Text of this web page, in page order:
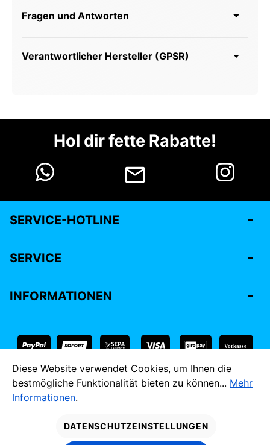
Fragen und Antworten
Verantwortlicher Hersteller (GPSR)
Hol dir fette Rabatte!
SERVICE-HOTLINE
SERVICE
INFORMATIONEN
Vorkasse
* Alle Preise inkl. gesetzl. Mehrwertsteuer zzgl.
Versandkosten
und ggf. Nachnahmegebühren, wenn nicht anders angegeben.
MADE IM
Diese Website verwendet Cookies, um Ihnen die
bestmögliche Funktionalität bieten zu können... Mehr
Informationen.
DATENSCHUTZEINSTELLUNGEN